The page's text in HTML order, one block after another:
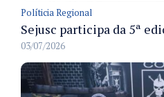
Políticia Regional
03/07/2026